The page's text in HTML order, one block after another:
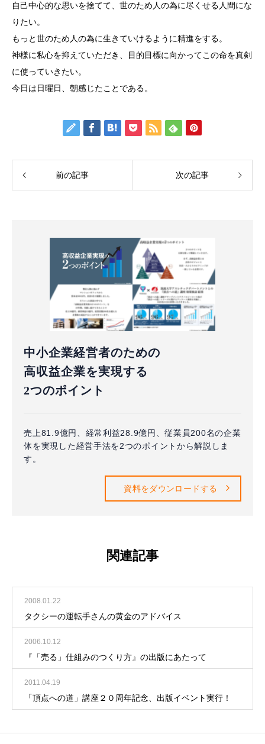
自己中心的な思いを捨てて、世のため人の為に尽くせる人間にな
りたい。
もっと世のため人の為に生きていけるように精進をする。
神様に私心を抑えていただき、目的目標に向かってこの命を真剣
に使っていきたい。
今日は日曜日、朝感じたことである。
前の記事 次の記事
中小企業経営者のための
高収益企業を実現する
2つのポイント
売上81.9億円、経常利益28.9億円、従業員200名の企業
体を実現した経営手法を2つのポイントから解説しま
す。
資料をダウンロードする
関連記事
2008.01.22
タクシーの運転手さんの黄金のアドバイス
2006.10.12
『「売る」仕組みのつくり方』の出版にあたって
2011.04.19
「頂点への道」講座２０周年記念、出版イベント実行！